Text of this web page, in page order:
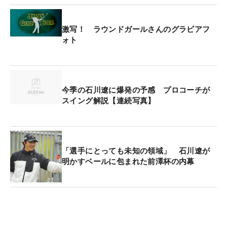
激写！ ラウンドガールさんのグラビアフ
ォト
今季の石川遼に爆発の予感 プロコーチが
スイング解説【連続写真】
「選手にとっても未知の領域」 石川遼が
明かすベールに包まれた前澤杯の内幕